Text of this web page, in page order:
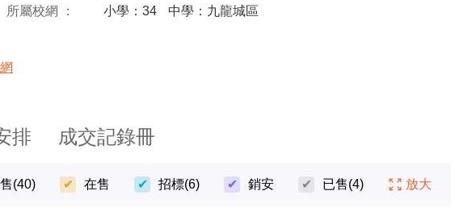
所屬校網 ： 小學：34
中學：九龍城區
排 成交記錄冊
(40) 在售 招標(6) 銷安 已售(4) 放大